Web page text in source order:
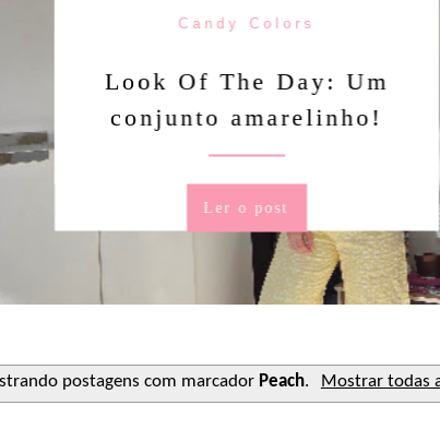
Candy Colors
Look Of The Day: Um
conjunto amarelinho!
Ler o post
postagens com marcador Peach. Mostrar todas